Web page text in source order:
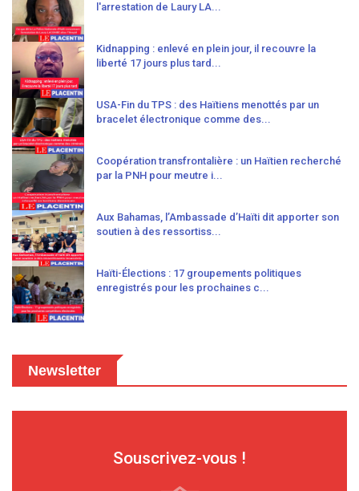
l'arrestation de Laury LA...
Kidnapping : enlevé en plein jour, il recouvre la
liberté 17 jours plus tard...
USA-Fin du TPS : des Haïtiens menottés par un
bracelet électronique comme des...
Coopération transfrontalière : un Haïtien recherché
par la PNH pour meutre i...
Aux Bahamas, l’Ambassade d’Haïti dit apporter son
soutien à des ressortiss...
Haïti-Élections : 17 groupements politiques
enregistrés pour les prochaines c...
Newsletter
Souscrivez-vous !